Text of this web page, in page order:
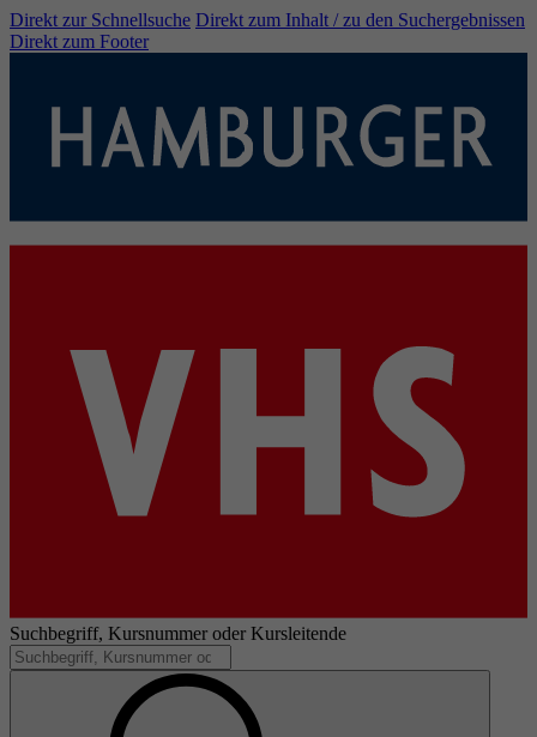
Direkt zur Schnellsuche Direkt zum Inhalt / zu den Suchergebnissen
Direkt zum Footer
Suchbegriff, Kursnummer oder Kursleitende